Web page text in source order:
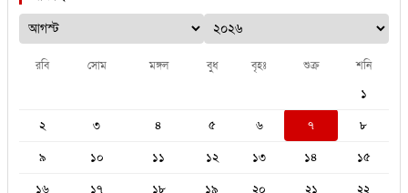
রবি সোম মঙ্গল বুধ বৃহঃ শুক্র শনি
১
২
৩ ৪ ৫ ৬ ৭
৮
৯
১০ ১১ ১২ ১৩ ১৪
১৫
১৬
১৭ ১৮ ১৯ ২০ ২১ ২২